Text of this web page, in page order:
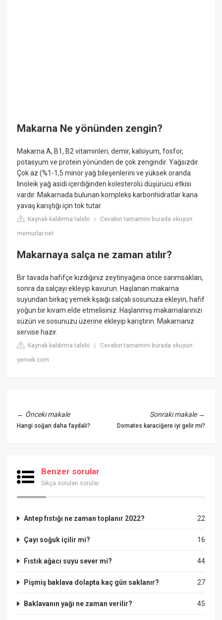
Makarna Ne yönünden zengin?
Makarna A, B1, B2 vitaminleri, demir, kalsiyum, fosfor,
potasyum ve protein yönünden de çok zengindir. Yağsızdır.
Çok az (%1-1,5 minör yağ bileşenlerini ve yüksek oranda
linoleik yağ asidi içerdiğinden kolesterolü düşürücü etkisi
vardır. Makarnada bulunan kompleks karbonhidratlar kana
yavaş karıştığı için tok tutar.
Kaynak kaldırma talebi |Cevabın tamamını burada okuyun:
memurlar.net
Makarnaya salça ne zaman atılır?
Bir tavada hafifçe kızdığınız zeytinyağına önce sarımsakları,
sonra da salçayı ekleyip kavurun. Haşlanan makarna
suyundan birkaç yemek kşaığı salçalı sosunuza ekleyin, hafif
yoğun bir kıvam elde etmelisiniz. Haşlanmış makarnalarınızı
süzün ve sosunuzu üzerine ekleyip karıştırın. Makarnanız
servise hazır.
Kaynak kaldırma talebi |Cevabın tamamını burada okuyun:
yemek.com
← Önceki makale
Hangi soğan daha faydalı?
Sonraki makale→
Domates karaciğere iyi gelir mi?
Benzer sorular
Sıkça sorulan sorular
22
Antep fıstığı ne zaman toplanır 2022?
16
Çayı soğuk içilir mi?
44
Fıstık ağacı suyu sever mi?
27
Pişmiş baklava dolapta kaç gün saklanır?
45
Baklavanın yağı ne zaman verilir?